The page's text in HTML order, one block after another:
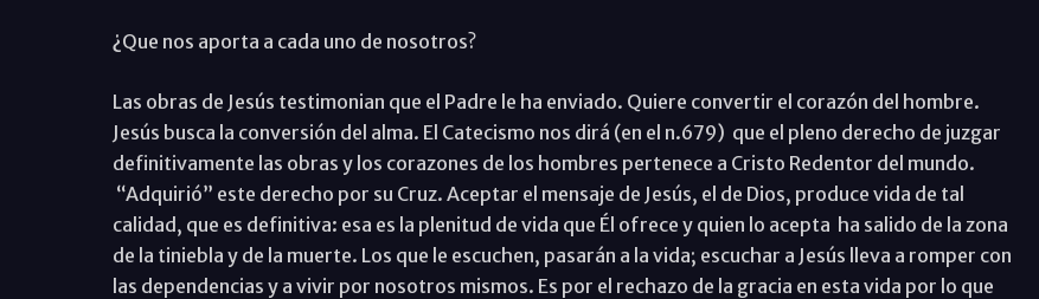
¿Que nos aporta a cada uno de nosotros?
Las obras de Jesús testimonian que el Padre le ha enviado. Quiere convertir el corazón del hombre.
Jesús busca la conversión del alma. El Catecismo nos dirá (en el n.679) que el pleno derecho de juzgar
definitivamente las obras y los corazones de los hombres pertenece a Cristo Redentor del mundo.
“Adquirió” este derecho por su Cruz. Aceptar el mensaje de Jesús, el de Dios, produce vida de tal
calidad, que es definitiva: esa es la plenitud de vida que Él ofrece y quien lo acepta ha salido de la zona
de la tiniebla y de la muerte. Los que le escuchen, pasarán a la vida; escuchar a Jesús lleva a romper con
las dependen­cias y a vivir por nosotros mismos. Es por el rechazo de la gracia en esta vida por lo que